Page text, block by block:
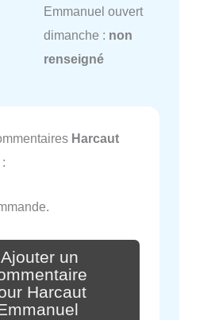
Emmanuel ouvert
dimanche : non
renseigné
Harcaut
:
Ajouter un
Harcaut